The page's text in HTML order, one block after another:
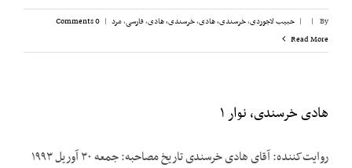
By
|
| حبیب لاجوردی,خرسندی، هادی,خرسندی، هادی,فارسی,مرد |
0 Comments
Read More
هادی خرسندی، نوار ۱
روایت‌کننده: آقای هادی خرسندی تاریخ مصاحبه: جمعه ۳۰ آوریل ۱۹۹۳